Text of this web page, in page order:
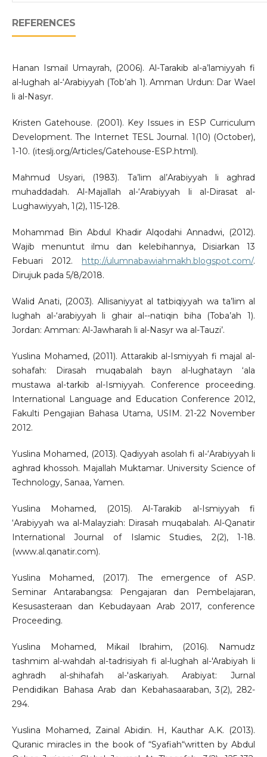
REFERENCES
Hanan Ismail Umayrah, (2006). Al-Tarakib al-a’lamiyyah fi
al-lughah al-‘Arabiyyah (Tob’ah 1). Amman Urdun: Dar Wael
li al-Nasyr.
Kristen Gatehouse. (2001). Key Issues in ESP Curriculum
Development. The Internet TESL Journal. 1(10) (October),
1-10. (iteslj.org/Articles/Gatehouse-ESP.html).
Mahmud Usyari, (1983). Ta’lim al’Arabiyyah li aghrad
muhaddadah. Al-Majallah al-‘Arabiyyah li al-Dirasat al-
Lughawiyyah, 1(2), 115-128.
Mohammad Bin Abdul Khadir Alqodahi Annadwi, (2012).
Wajib menuntut ilmu dan kelebihannya, Disiarkan 13
Febuari 2012.
http://ulumnabawiahmakh.blogspot.com/.
Dirujuk pada 5/8/2018.
Walid Anati, (2003). Allisaniyyat al tatbiqiyyah wa ta’lim al
lughah al-‘arabiyyah li ghair al--natiqin biha (Toba’ah 1).
Jordan: Amman: Al-Jawharah li al-Nasyr wa al-Tauzi’.
Yuslina Mohamed, (2011). Attarakib al-Ismiyyah fi majal al-
sohafah: Dirasah muqabalah bayn al-lughatayn ‘ala
mustawa al-tarkib al-Ismiyyah. Conference proceeding.
International Language and Education Conference 2012,
Fakulti Pengajian Bahasa Utama, USIM. 21-22 November
2012.
Yuslina Mohamed, (2013). Qadiyyah asolah fi al-‘Arabiyyah li
aghrad khossoh. Majallah Muktamar. University Science of
Technology, Sanaa, Yamen.
Yuslina Mohamed, (2015). Al-Tarakib al-Ismiyyah fi
‘Arabiyyah wa al-Malayziah: Dirasah muqabalah. Al-Qanatir
International Journal of Islamic Studies, 2(2), 1-18.
(www.al.qanatir.com).
Yuslina Mohamed, (2017). The emergence of ASP.
Seminar Antarabangsa: Pengajaran dan Pembelajaran,
Kesusasteraan dan Kebudayaan Arab 2017, conference
Proceeding.
Yuslina Mohamed, Mikail Ibrahim, (2016). Namudz
tashmim al-wahdah al-tadrisiyah fi al-lughah al-'Arabiyah li
aghradh al-shihafah al-'askariyah. Arabiyat: Jurnal
Pendidikan Bahasa Arab dan Kebahasaaraban, 3(2), 282-
294.
Yuslina Mohamed, Zainal Abidin. H, Kauthar A.K. (2013).
Quranic miracles in the book of “Syafiah“written by Abdul